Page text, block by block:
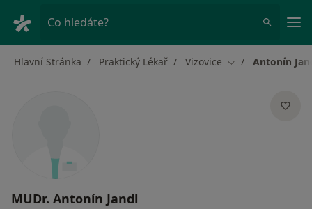
Co hledáte?
Hlavní Stránka Praktický Lékař Vizovice Změna města
Antonín
MUDr. Antonín Jandl